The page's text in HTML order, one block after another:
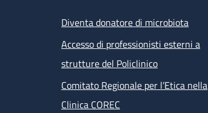
Diventa donatore di microbiota
Accesso di professionisti esterni a
strutture del Policlinico
Comitato Regionale per l’Etica nella
Clinica COREC